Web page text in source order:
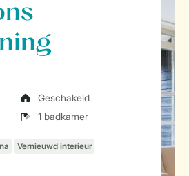
Geschakeld
1 badkamer